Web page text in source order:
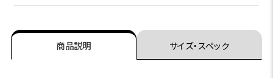
商品説明 サイズ・スペック